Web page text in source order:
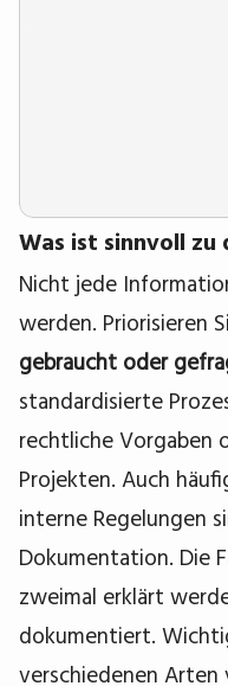
Was ist sinnvoll zu
Nicht jede
werden. Priorisieren
gebraucht oder
standardisierte
rechtliche Vorgaben
Projekten. Auch
interne Regelungen
Dokumentation. Die
zweimal erklärt
dokumentiert.
verschiedenen Arten